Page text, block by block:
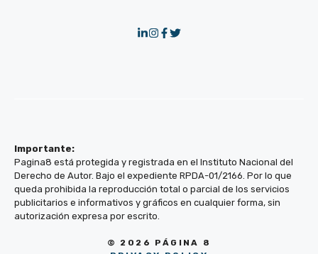
Importante:
Pagina8 está protegida y registrada en el Instituto Nacional del
Derecho de Autor. Bajo el expediente RPDA-01/2166. Por lo que
queda prohibida la reproducción total o parcial de los servicios
publicitarios e informativos y gráficos en cualquier forma, sin
autorización expresa por escrito.
© 2026 PÁGINA 8